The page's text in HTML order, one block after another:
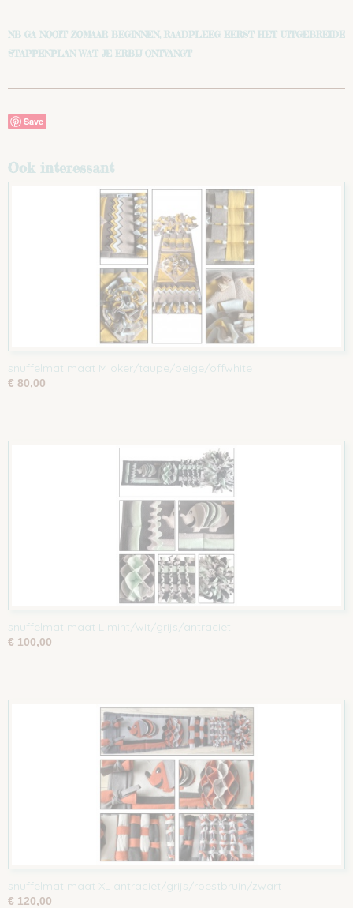
NB GA NOOIT ZOMAAR BEGINNEN, RAADPLEEG EERST HET UITGEBREIDE
STAPPENPLAN WAT JE ERBIJ ONTVANGT
Save
Ook interessant
snuffelmat maat M oker/taupe/beige/offwhite
€ 80,00
snuffelmat maat L mint/wit/grijs/antraciet
€ 100,00
snuffelmat maat XL antraciet/grijs/roestbruin/zwart
€ 120,00